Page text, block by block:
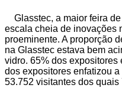
Glasstec, a maior feira
escala cheia de inovações
proeminente. A proporção
na Glasstec estava bem
vidro. 65% dos expositores
dos expositores enfatizou
53.752 visitantes dos